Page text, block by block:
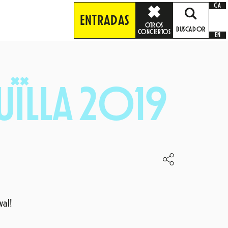
ENTRADAS
OTROS
CONCIERTOS
BUSCADOR
CA
EN
2019